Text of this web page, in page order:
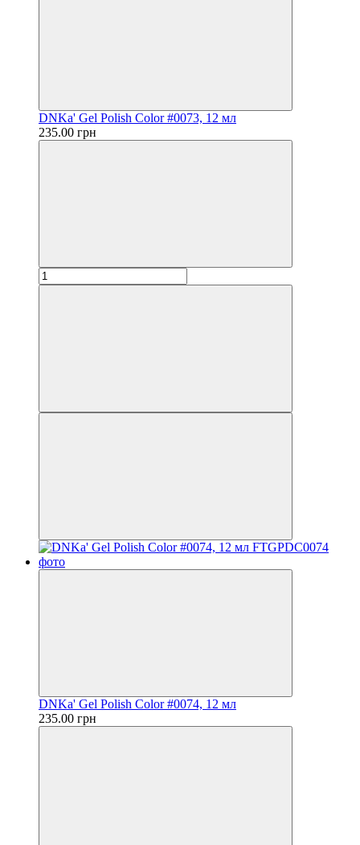
DNKa' Gel Polish Color #0073, 12 мл
235.00 грн
DNKa' Gel Polish Color #0074, 12 мл
235.00 грн